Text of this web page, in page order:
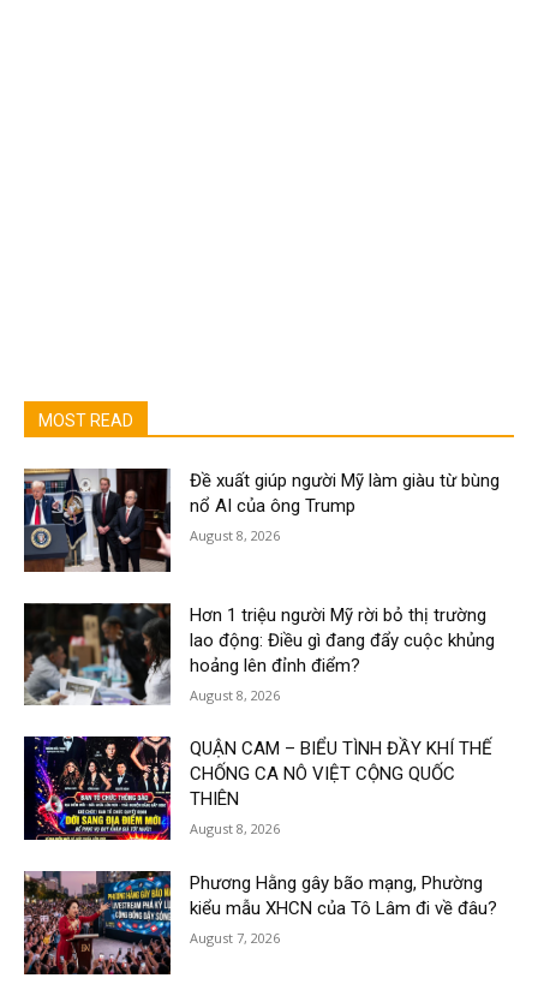
MOST READ
Đề xuất giúp người Mỹ làm giàu từ bùng
nổ AI của ông Trump
August 8, 2026
Hơn 1 triệu người Mỹ rời bỏ thị trường
lao động: Điều gì đang đẩy cuộc khủng
hoảng lên đỉnh điểm?
August 8, 2026
QUẬN CAM – BIỂU TÌNH ĐẦY KHÍ THẾ
CHỐNG CA NÔ VIỆT CỘNG QUỐC
THIÊN
August 8, 2026
Phương Hằng gây bão mạng, Phường
kiểu mẫu XHCN của Tô Lâm đi về đâu?
August 7, 2026